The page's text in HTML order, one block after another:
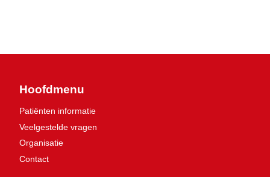
Hoofdmenu
Patiënten informatie
Veelgestelde vragen
Organisatie
Contact